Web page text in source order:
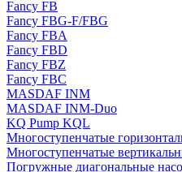
Fancy FB
Fancy FBG-F/FBG
Fancy FBA
Fancy FBD
Fancy FBZ
Fancy FBC
MASDAF INM
MASDAF INM-Duo
KQ Pump KQL
Многоступенчатые
Многоступенчатые
Погружные диагональные